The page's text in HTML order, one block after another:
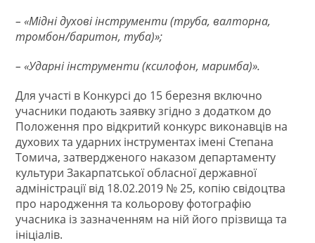
– «Мідні духові інструменти (труба, валторна,
тромбон/баритон, туба)»;
– «Ударні інструменти (ксилофон, маримба)».
Для участі в Конкурсі до 15 березня включно
учасники подають заявку згідно з додатком до
Положення про відкритий конкурс виконавців на
духових та ударних інструментах імені Степана
Томича, затвердженого наказом департаменту
культури Закарпатської обласної державної
адміністрації від 18.02.2019 № 25, копію свідоцтва
про народження та кольорову фотографію
учасника із зазначенням на ній його прізвища та
ініціалів.